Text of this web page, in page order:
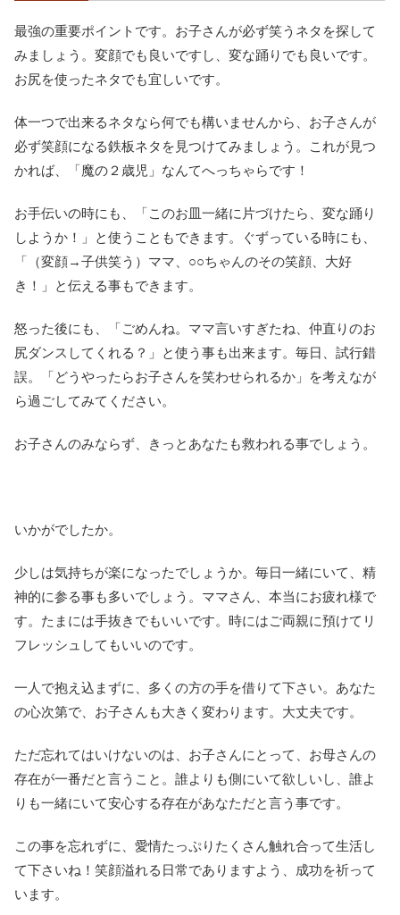
最強の重要ポイントです。お子さんが必ず笑うネタを探して
みましょう。変顔でも良いですし、変な踊りでも良いです。
お尻を使ったネタでも宜しいです。
体一つで出来るネタなら何でも構いませんから、お子さんが
必ず笑顔になる鉄板ネタを見つけてみましょう。これが見つ
かれば、「魔の２歳児」なんてへっちゃらです！
お手伝いの時にも、「このお皿一緒に片づけたら、変な踊り
しようか！」と使うこともできます。ぐずっている時にも、
「（変顔→子供笑う）ママ、○○ちゃんのその笑顔、大好
き！」と伝える事もできます。
怒った後にも、「ごめんね。ママ言いすぎたね、仲直りのお
尻ダンスしてくれる？」と使う事も出来ます。毎日、試行錯
誤。「どうやったらお子さんを笑わせられるか」を考えなが
ら過ごしてみてください。
お子さんのみならず、きっとあなたも救われる事でしょう。
いかがでしたか。
少しは気持ちが楽になったでしょうか。毎日一緒にいて、精
神的に参る事も多いでしょう。ママさん、本当にお疲れ様で
す。たまには手抜きでもいいです。時にはご両親に預けてリ
フレッシュしてもいいのです。
一人で抱え込まずに、多くの方の手を借りて下さい。あなた
の心次第で、お子さんも大きく変わります。大丈夫です。
ただ忘れてはいけないのは、お子さんにとって、お母さんの
存在が一番だと言うこと。誰よりも側にいて欲しいし、誰よ
りも一緒にいて安心する存在があなただと言う事です。
この事を忘れずに、愛情たっぷりたくさん触れ合って生活し
て下さいね！笑顔溢れる日常でありますよう、成功を祈って
います。